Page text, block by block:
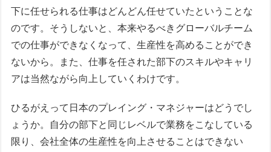
下に任せられる仕事はどんどん任せていたということな
のです。そうしないと、本来やるべきグローバルチーム
での仕事ができなくなって、生産性を高めることができ
ないから。また、仕事を任された部下のスキルやキャリ
アは当然ながら向上していくわけです。
ひるがえって日本のプレイング・マネジャーはどうでし
ょうか。自分の部下と同じレベルで業務をこなしている
限り、会社全体の生産性を向上させることはできない